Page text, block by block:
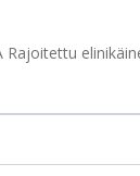
Rajoitettu